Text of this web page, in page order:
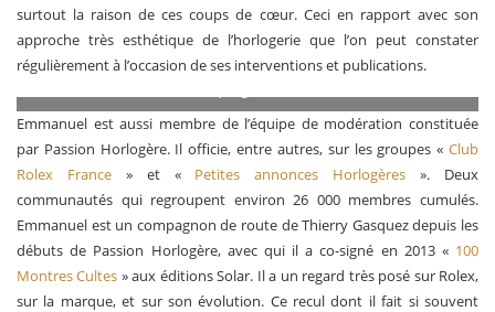
surtout la raison de ces coups de cœur. Ceci en rapport avec son
approche très esthétique de l’horlogerie que l’on peut constater
régulièrement à l’occasion de ses interventions et publications.
Carine, assume de porter des montres à forte présence au
Emmanuel est aussi membre de l’équipe de modération constituée
par Passion Horlogère. Il officie, entre autres, sur les groupes « Club
Rolex France » et « Petites annonces Horlogères». Deux
communautés qui regroupent environ 26 000 membres cumulés.
Emmanuel est un compagnon de route de Thierry Gasquez depuis les
débuts de Passion Horlogère, avec qui il a co-signé en 2013 « 100
Montres Cultes » aux éditions Solar. Il a un regard très posé sur Rolex,
sur la marque, et sur son évolution. Ce recul dont il fait si souvent